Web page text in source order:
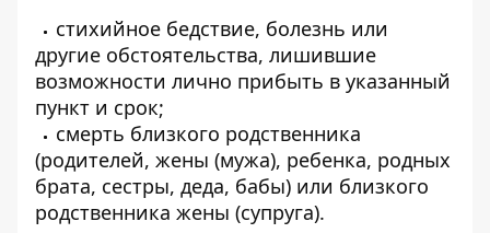
стихийное бедствие, болезнь или
другие обстоятельства, лишившие
возможности лично прибыть в указанный
пункт и срок;
смерть близкого родственника
(родителей, жены (мужа), ребенка, родных
брата, сестры, деда, бабы) или близкого
родственника жены (супруга).